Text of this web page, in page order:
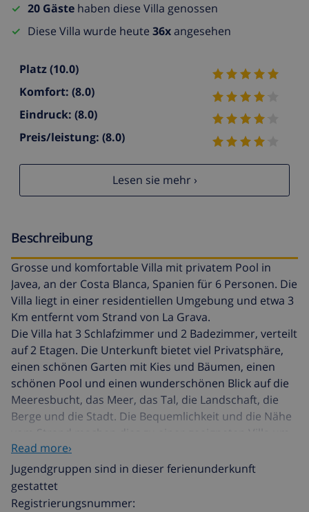
20 Gäste haben diese Villa genossen
Diese Villa wurde heute 36xangesehen
Platz(10.0)
Komfort: (8.0)
Eindruck: (8.0)
Preis/leistung: (8.0)
Lesen sie mehr ›
Beschreibung
Grosse und komfortable Villa mit privatem Pool in
Javea, an der Costa Blanca, Spanien für 6 Personen. Die
Villa liegt in einer residentiellen Umgebung und etwa 3
Km entfernt vom Strand von La Grava.
Die Villa hat 3 Schlafzimmer und 2 Badezimmer, verteilt
auf 2 Etagen. Die Unterkunft bietet viel Privatsphäre,
einen schönen Garten mit Kies und Bäumen, einen
schönen Pool und einen wunderschönen Blick auf die
Meeresbucht, das Meer, das Tal, die Landschaft, die
Berge und die Stadt. Die Bequemlichkeit und die Nähe
Ihre Ferien zu verbringen mit Familie oder Freunden
und sogar Ihren Haustieren.
Interieur der Villa
Read more›
Jugendgruppen sind in dieser ferienunderkunft
gestattet
Registrierungsnummer: